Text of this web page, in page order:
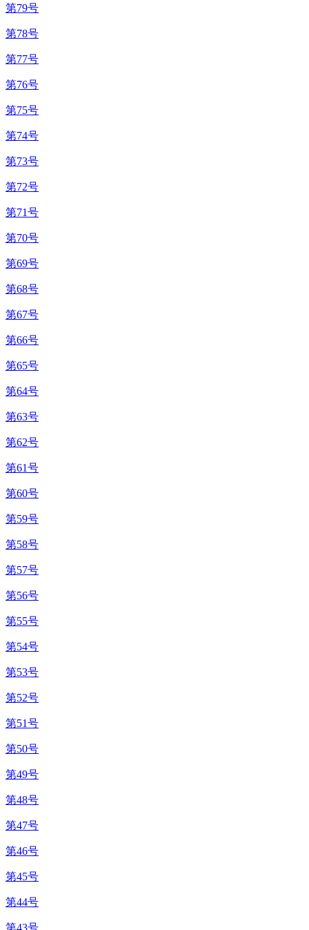
第79号
第78号
第77号
第76号
第75号
第74号
第73号
第72号
第71号
第70号
第69号
第68号
第67号
第66号
第65号
第64号
第63号
第62号
第61号
第60号
第59号
第58号
第57号
第56号
第55号
第54号
第53号
第52号
第51号
第50号
第49号
第48号
第47号
第46号
第45号
第44号
第43号